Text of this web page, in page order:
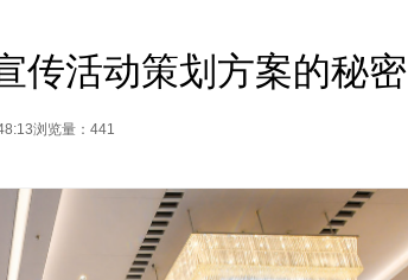
传活动策划方案的秘密
浏览量：441